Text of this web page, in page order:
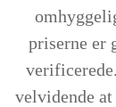
priserne er
velvidende